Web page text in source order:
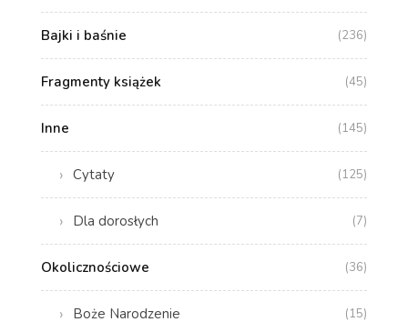
Bajki i baśnie (236)
Fragmenty książek (45)
Inne (145)
Cytaty (125)
Dla dorosłych (7)
Okolicznościowe (36)
Boże Narodzenie (15)